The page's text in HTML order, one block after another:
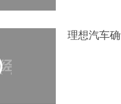
理想汽车